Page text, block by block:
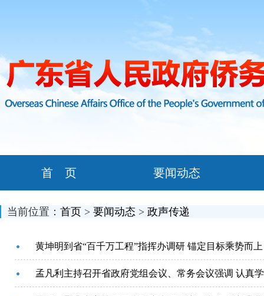
首 页 要闻动态
当前位置： 首页 > 要闻动态 > 政声传递
黄坤明到省“百千万工程”指挥办调研 锚定目标乘势而